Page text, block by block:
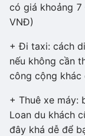
có giá khoảng 7
VNĐ)
+ Đi taxi: cách
nếu không cần
công cộng khác
+ Thuê xe máy:
Loan du khách
đây khá dễ để